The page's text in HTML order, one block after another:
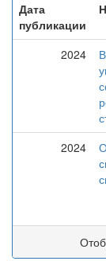
Дата
публикации
2024
2024